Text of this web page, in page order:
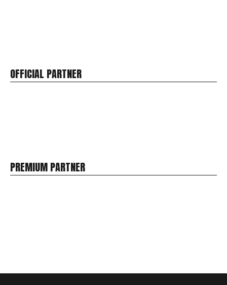
OFFICIAL PARTNER
PREMIUM PARTNER